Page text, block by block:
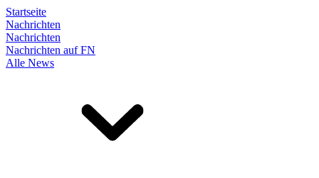
Startseite
Nachrichten
Nachrichten
Nachrichten auf FN
Alle News